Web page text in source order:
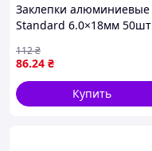
Заклепки алюминиевые
Standard 6.0×18мм 50шт
86.24 ₴
112₴
Купить